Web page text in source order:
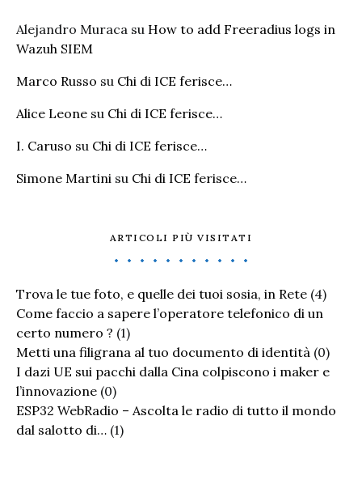
Alejandro Muraca su How to add Freeradius logs in
Wazuh SIEM
Marco Russo su Chi di ICE ferisce…
Alice Leone su Chi di ICE ferisce…
I. Caruso su Chi di ICE ferisce…
Simone Martini su Chi di ICE ferisce…
ARTICOLI PIÙ VISITATI
Trova le tue foto, e quelle dei tuoi sosia, in Rete (4)
Come faccio a sapere l’operatore telefonico di un
certo numero ? (1)
Metti una filigrana al tuo documento di identità (0)
I dazi UE sui pacchi dalla Cina colpiscono i maker e
l’innovazione (0)
ESP32 WebRadio – Ascolta le radio di tutto il mondo
dal salotto di… (1)